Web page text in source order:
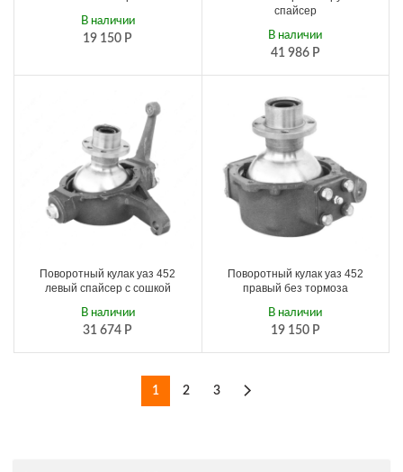
19 150 Р
В наличии
спайсер
41 986 Р
В наличии
Поворотный кулак уаз 452
левый спайсер с сошкой
31 674 Р
В наличии
Поворотный кулак уаз 452
правый без тормоза
19 150 Р
В наличии
1 2 3